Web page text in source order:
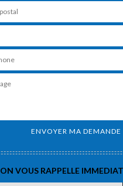
ON VOUS RAPPELLE